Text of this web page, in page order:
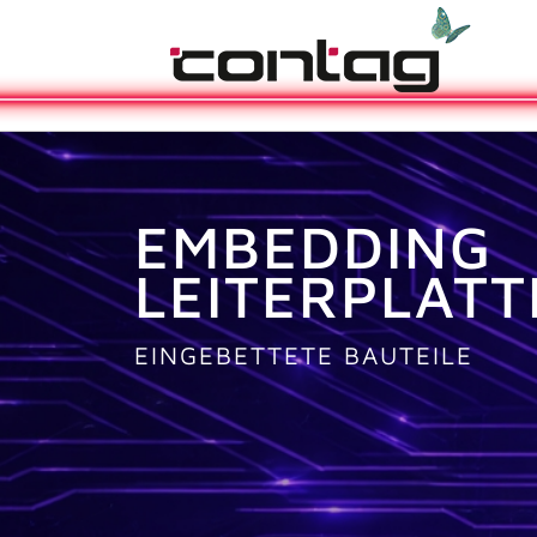
EMBEDDING
EINGEBETTETE BAUTEILE